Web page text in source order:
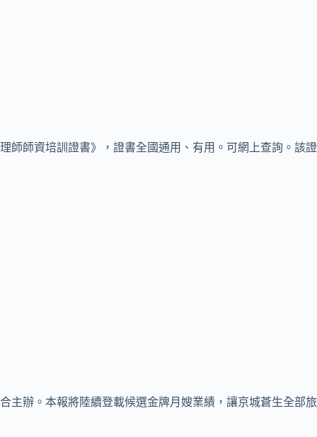
師師資培訓證書》，證書全國通用、有用。可網上查詢。該證
主辦。本報將陸續登載候選金牌月嫂業績，讓京城蒼生全部旅